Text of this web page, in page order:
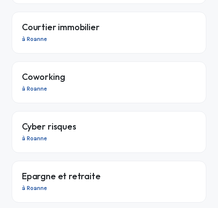
Courtier immobilier
à Roanne
Coworking
à Roanne
Cyber risques
à Roanne
Epargne et retraite
à Roanne